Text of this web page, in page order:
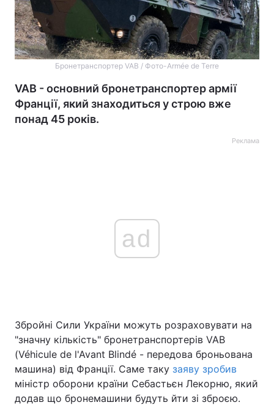
Бронетранспортер VAB / Фото-Armée de Terre
VAB - основний бронетранспортер армії
Франції, який знаходиться у строю вже
понад 45 років.
Реклама
ad
Збройні Сили України можуть розраховувати на
"значну кількість" бронетранспортерів VAB
(Véhicule de l'Avant Blindé - передова броньована
машина) від Франції. Саме таку заяву зробив
міністр оборони країни Себастьєн Лекорню, який
додав що бронемашини будуть йти зі зброєю.